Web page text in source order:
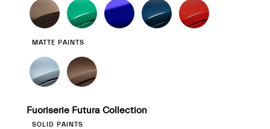
MATTE PAINTS
Fuoriserie Futura Collection
SOLID PAINTS